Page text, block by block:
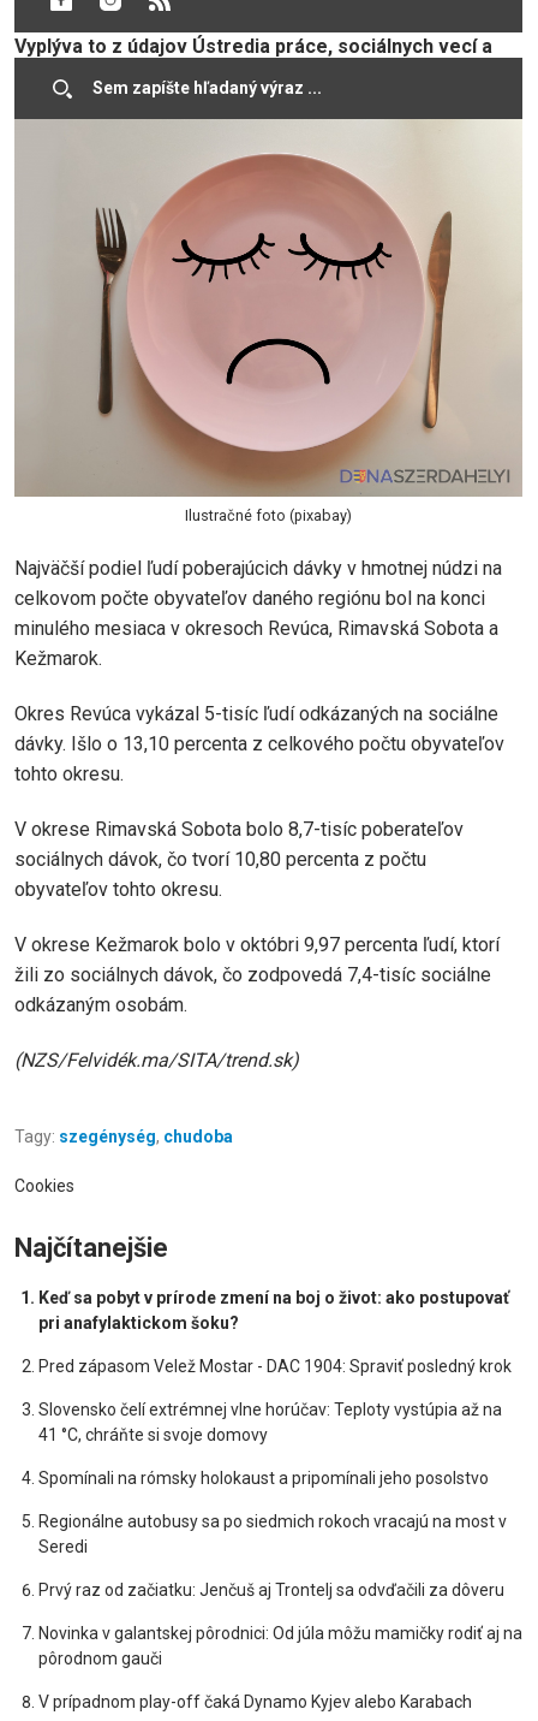
septembru išlo o nárast o 0,23 percentuálneho bodu.
Vyplýva to z údajov Ústredia práce, sociálnych vecí a
rodiny SR.
Ilustračné foto (pixabay)
Najväčší podiel ľudí poberajúcich dávky v hmotnej núdzi na
celkovom počte obyvateľov daného regiónu bol na konci
minulého mesiaca v okresoch Revúca, Rimavská Sobota a
Kežmarok.
Okres Revúca vykázal 5-tisíc ľudí odkázaných na sociálne
dávky. Išlo o 13,10 percenta z celkového počtu obyvateľov
tohto okresu.
V okrese Rimavská Sobota bolo 8,7-tisíc poberateľov
sociálnych dávok, čo tvorí 10,80 percenta z počtu
obyvateľov tohto okresu.
V okrese Kežmarok bolo v októbri 9,97 percenta ľudí, ktorí
žili zo sociálnych dávok, čo zodpovedá 7,4-tisíc sociálne
odkázaným osobám.
(NZS/Felvidék.ma/SITA/trend.sk)
Tagy: szegénység, chudoba
Cookies
Najčítanejšie
Keď sa pobyt v prírode zmení na boj o život: ako postupovať
pri anafylaktickom šoku?
Pred zápasom Velež Mostar - DAC 1904: Spraviť posledný krok
Slovensko čelí extrémnej vlne horúčav: Teploty vystúpia až na
41 °C, chráňte si svoje domovy
Spomínali na rómsky holokaust a pripomínali jeho posolstvo
Regionálne autobusy sa po siedmich rokoch vracajú na most v
Seredi
Prvý raz od začiatku: Jenčuš aj Trontelj sa odvďačili za dôveru
Novinka v galantskej pôrodnici: Od júla môžu mamičky rodiť aj na
pôrodnom gauči
V prípadnom play-off čaká Dynamo Kyjev alebo Karabach